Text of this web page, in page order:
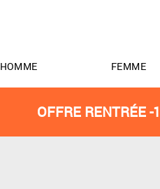
HOMME FEMME
OFFRE RENTRÉE -